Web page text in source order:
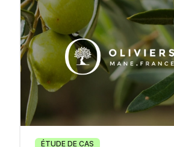
ÉTUDE DE CAS